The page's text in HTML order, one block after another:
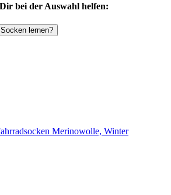
bei der Auswahl helfen:
lernen?
Merinowolle, Winter